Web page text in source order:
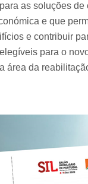
as soluções
e que
e contribuir
para o
área da